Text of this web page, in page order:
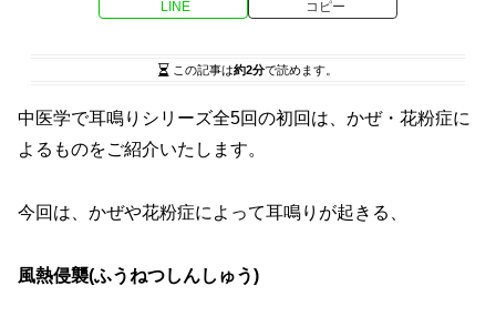
LINE コピー
この記事は約2分で読めます。
中医学で耳鳴りシリーズ全5回の初回は、かぜ・花粉症に
よるものをご紹介いたします。
今回は、かぜや花粉症によって耳鳴りが起きる、
風熱侵襲(ふうねつしんしゅう)